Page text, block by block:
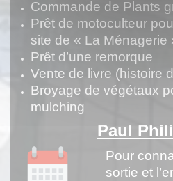
Commande de Plants
Prêt de motoculteur
site de « La Ménagerie
Prêt d’une remorque
Vente de livre (histoire
Broyage de végétaux
mulching
Paul
Pour
sortie et